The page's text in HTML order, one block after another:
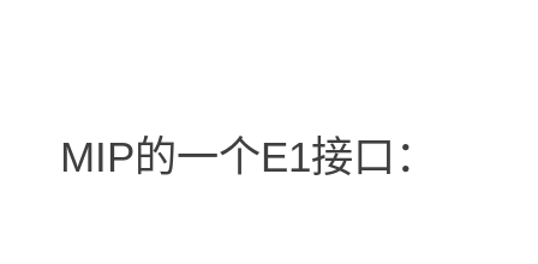
MIP的一个E1接口：